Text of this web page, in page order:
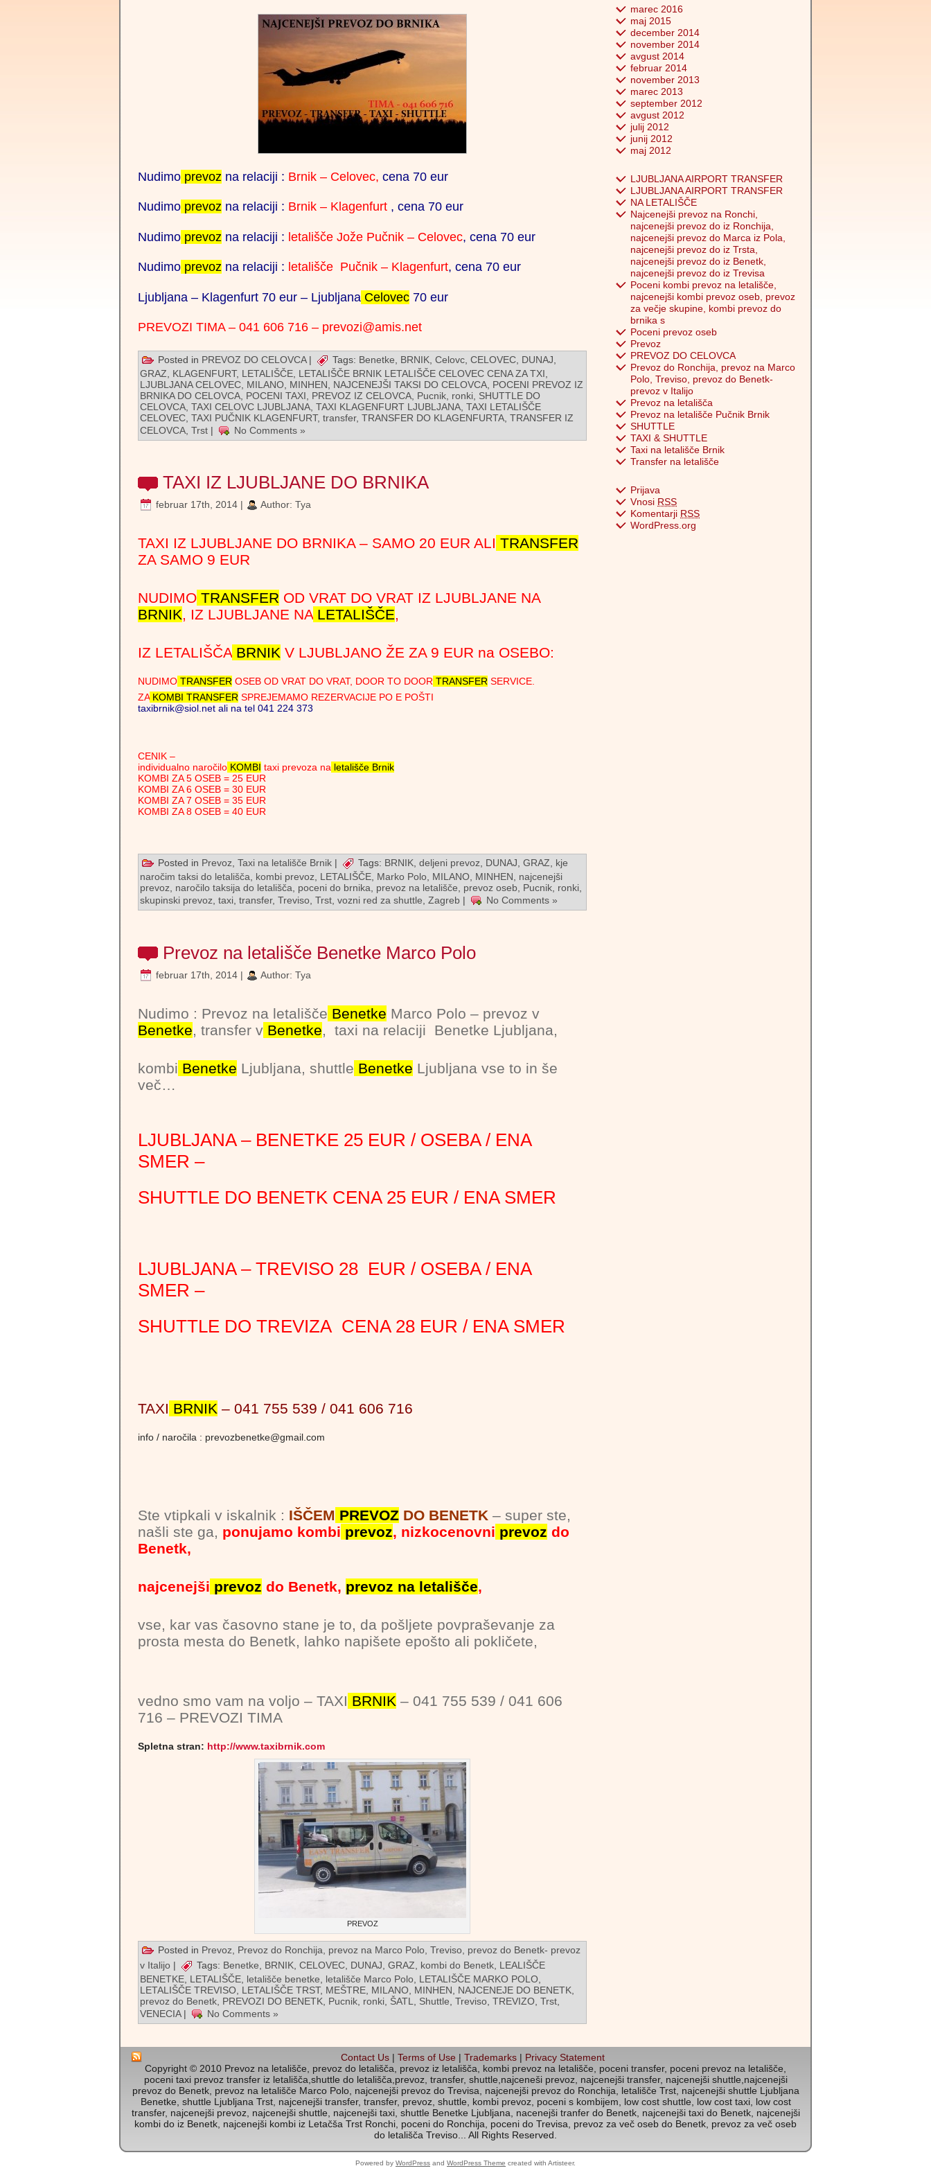
KOMBI PREVOZ, airport
transfer, transfer from,
transfer to, taxi from, taxi to,
rogaška, beld lake, viva
mayer, graz airport, salzburg
airport, maribor benetke,
benetke transfer, ronči
transfer, najcenejši skupinski
transfer, prevoz oseb, poceni
kombi prevoz , na letališče,
bologna, bergamo, milano,
malpensa, trst centrale, book
airport taxi, book airport
shuttle, shuttle timetable,
shared transfers, shuttle
prevoz, shuttle kombi, prevoz
Ljubljana airport transfer
Prevoz, transfer, taxi, shuttle- najcenejši, poceni – prevoz
shutel, šatl,taxi do Brnika,poceni transfer, poceni prevoz,
poceni kombi prevoz transfer, prevoz s kombijem, prevoz
ljubljana taxi,shuttle bus pucnik, ljubljana airport taxi,
ljubljana airport transfer
Nudimo prevoz na relaciji : Brnik – Celovec, cena 70 eur
Nudimo prevoz na relaciji : Brnik – Klagenfurt , cena 70 eur
Nudimo prevoz na relaciji : letališče Jože Pučnik – Celovec, cena 70 eur
Nudimo prevoz na relaciji : letališče Pučnik – Klagenfurt, cena 70 eur
Ljubljana – Klagenfurt 70 eur – Ljubljana Celovec 70 eur
PREVOZI TIMA – 041 606 716 – prevozi@amis.net
Posted in PREVOZ DO CELOVCA| Tags: Benetke BRNIK Celovc CELOVEC DUNAJ
GRAZ
KLAGENFURT, LETALIŠČE LETALIŠČE BRNIK LETALIŠČE CELOVEC CENA ZA TXI
LJUBLJANA CELOVEC MILANO MINHEN NAJCENEJŠI TAKSI DO CELOVCA POCENI PREVOZ IZ
BRNIKA DO CELOVCA POCENI TAXI PREVOZ IZ CELOVCA Pucnik ronki SHUTTLE DO
CELOVCA TAXI CELOVC LJUBLJANA TAXI KLAGENFURT LJUBLJANA TAXI LETALIŠČE
CELOVEC TAXI PUČNIK KLAGENFURT, transfer, TRANSFER DO KLAGENFURTA TRANSFER IZ
CELOVCA Trst | No Comments »
TAXI IZ LJUBLJANE DO BRNIKA
februar 17th, 2014 | Author: Tya
TAXI IZ LJUBLJANE DO BRNIKA – SAMO 20 EUR ALI TRANSFER
ZA SAMO 9 EUR
NUDIMO TRANSFER OD VRAT DO VRAT IZ LJUBLJANE NA
BRNIK, IZ LJUBLJANE NA LETALIŠČE,
IZ LETALIŠČA BRNIK V LJUBLJANO ŽE ZA 9 EUR na OSEBO:
NUDIMO TRANSFER OSEB OD VRAT DO VRAT, DOOR TO DOOR TRANSFER SERVICE.
ZA KOMBI TRANSFER SPREJEMAMO REZERVACIJE PO E POŠTI
taxibrnik@siol.net ali na tel 041 224 373
CENIK –
individualno naročilo KOMBI taxi prevoza na letališče Brnik
KOMBI ZA 5 OSEB = 25 EUR
KOMBI ZA 6 OSEB = 30 EUR
KOMBI ZA 7 OSEB = 35 EUR
KOMBI ZA 8 OSEB = 40 EUR
Posted in Prevoz Taxi na letališče Brnik | Tags: BRNIK deljeni prevoz DUNAJ GRAZ
kje
naročim taksi do letališča, kombi prevoz, LETALIŠČE, Marko Polo, MILANO, MINHEN, najcenejši
prevoz, naročilo taksija do letališča, poceni do brnika, prevoz na letališče, prevoz oseb, Pucnik, ronki,
skupinski prevoz taxi transfer, Treviso Trst vozni red za shuttle Zagreb | No Comments »
Prevoz na letališče Benetke Marco Polo
februar 17th, 2014 | Author: Tya
Nudimo : Prevoz na letališče Benetke Marco Polo – prevoz v
Benetke, transfer v Benetke, taxi na relaciji Benetke Ljubljana,
kombi Benetke Ljubljana, shuttle Benetke Ljubljana vse to in še
več…
LJUBLJANA – BENETKE 25 EUR / OSEBA / ENA
SMER –
SHUTTLE DO BENETK CENA 25 EUR / ENA SMER
LJUBLJANA – TREVISO 28 EUR / OSEBA / ENA
SMER –
SHUTTLE DO TREVIZA CENA 28 EUR / ENA SMER
TAXI BRNIK – 041 755 539 / 041 606 716
info / naročila : prevozbenetke@gmail.com
Ste vtipkali v iskalnik : IŠČEM PREVOZ DO BENETK – super ste,
našli ste ga, ponujamo kombi prevoz, nizkocenovni prevoz do
Benetk,
najcenejši prevoz do Benetk, prevoz na letališče,
vse, kar vas časovno stane je to, da pošljete povpraševanje za
prosta mesta do Benetk, lahko napišete epošto ali pokličete,
vedno smo vam na voljo – TAXI BRNIK – 041 755 539 / 041 606
716 – PREVOZI TIMA
Spletna stran: http://www.taxibrnik.com
PREVOZ
Posted in Prevoz
Prevoz do Ronchija, prevoz na Marco Polo, Treviso, prevoz do Benetk- prevoz
v Italijo | Tags: Benetke BRNIK CELOVEC DUNAJ GRAZ kombi do Benetk LEALIŠČE
BENETKE LETALIŠČE letališče benetke letališče Marco Polo LETALIŠČE MARKO POLO
LETALIŠČE TREVISO LETALIŠČE TRST, MEŠTRE MILANO MINHEN NAJCENEJE DO BENETK
prevoz do Benetk PREVOZI DO BENETK Pucnik ronki ŠATL Shuttle Treviso TREVIZO Trst
VENECIA| No Comments »
marec 2016
maj 2015
december 2014
november 2014
avgust 2014
februar 2014
november 2013
marec 2013
september 2012
avgust 2012
julij 2012
junij 2012
maj 2012
LJUBLJANA AIRPORT TRANSFER
LJUBLJANA AIRPORT TRANSFER
NA LETALIŠČE
Najcenejši prevoz na Ronchi,
najcenejši prevoz do iz Ronchija,
najcenejši prevoz do Marca iz Pola,
najcenejši prevoz do iz Trsta,
najcenejši prevoz do iz Benetk,
najcenejši prevoz do iz Trevisa
Poceni kombi prevoz na letališče,
najcenejši kombi prevoz oseb, prevoz
za večje skupine, kombi prevoz do
brnika s
Poceni prevoz oseb
Prevoz
PREVOZ DO CELOVCA
Prevoz do Ronchija, prevoz na Marco
Polo, Treviso, prevoz do Benetk-
prevoz v Italijo
Prevoz na letališča
Prevoz na letališče Pučnik Brnik
SHUTTLE
TAXI & SHUTTLE
Taxi na letališče Brnik
Transfer na letališče
Prijava
Vnosi RSS
Komentarji RSS
WordPress.org
Contact Us | Terms of Use | Trademarks | Privacy Statement
Copyright © 2010 Prevoz na letališče, prevoz do letališča, prevoz iz letališča, kombi prevoz na letališče, poceni transfer, poceni prevoz na letališče,
poceni taxi prevoz transfer iz letališča,shuttle do letališča,prevoz, transfer, shuttle,najceneši prevoz, najcenejši transfer, najcenejši shuttle,najcenejši
prevoz do Benetk, prevoz na letališče Marco Polo, najcenejši prevoz do Trevisa, najcenejši prevoz do Ronchija, letališče Trst, najcenejši shuttle Ljubljana
Benetke, shuttle Ljubljana Trst, najcenejši transfer, transfer, prevoz, shuttle, kombi prevoz, poceni s kombijem, low cost shuttle, low cost taxi, low cost
transfer, najcenejši prevoz, najcenejši shuttle, najcenejši taxi, shuttle Benetke Ljubljana, nacenejši tranfer do Benetk, najcenejši taxi do Benetk, najcenejši
kombi do iz Benetk, najcenejši kombi iz Letačša Trst Ronchi, poceni do Ronchija, poceni do Trevisa, prevoz za več oseb do Benetk, prevoz za več oseb
do letališča Treviso... All Rights Reserved.
Powered by WordPress and WordPress Theme created with Artisteer.